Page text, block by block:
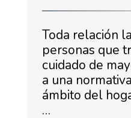
Toda relación
personas que
cuidado de
a una
ámbito del
…